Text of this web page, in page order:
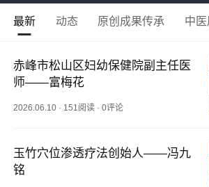
最新 动态 原创成果传承 中
赤峰市松山区妇幼保健院副主任医
师——富梅花
2026.06.10 · 151阅读 ·0评论
玉竹穴位渗透疗法创始人——冯九
铭